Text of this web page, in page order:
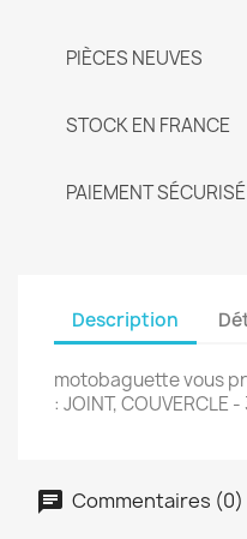
PIÈCES NEUVES
STOCK EN FRANCE
PAIEMENT
Description
motobaguette vous
: JOINT, COUVERCLE
Commentaires (0)